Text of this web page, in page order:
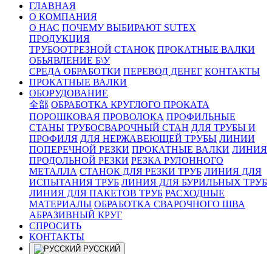
ГЛАВНАЯ
О КОМПАНИЯ
О НАС ПОЧЕМУ ВЫБИРАЮТ SUTEX
ПРОДУКЦИЯ
ТРУБООТРЕЗНОЙ СТАНОК ПРОКАТНЫЕ ВАЛКИ
ОБЬЯВЛЕНИЕ Б\У
СРЕДА ОБРАБОТКИ ПЕРЕВОД ДЕНЕГ КОНТАКТЫ
ПРОКАТНЫЕ ВАЛКИ
ОБОРУДОВАНИЕ
全部 ОБРАБОТКА КРУГЛОГО ПРОКАТА
ПОРОШКОВАЯ ПРОВОЛОКА ПРОФИЛЬНЫЕ
СТАНЫ ТРУБОСВАРОЧНЫЙ СТАН ДЛЯ ТРУБЫ И
ПРОФИЛЯ ДЛЯ НЕРЖАВЕЮЩЕЙ ТРУБЫ ЛИНИИ
ПОПЕРЕЧНОЙ РЕЗКИ ПРОКАТНЫЕ ВАЛКИ ЛИНИЯ
ПРОДОЛЬНОЙ РЕЗКИ РЕЗКА РУЛОННОГО
МЕТАЛЛА СТАНОК ДЛЯ РЕЗКИ ТРУБ ЛИНИЯ ДЛЯ
ИСПЫТАНИЯ ТРУБ ЛИНИЯ ДЛЯ БУРИЛЬНЫХ ТРУБ
ЛИНИЯ ДЛЯ ПАКЕТОВ ТРУБ РАСХОДНЫЕ
МАТЕРИАЛЫ OБРАБОТКА СВАРОЧНОГО ШВА
АБРАЗИВНЫЙ КРУГ
СПРОСИТЬ
КОНТАКТЫ
РУССКИЙ